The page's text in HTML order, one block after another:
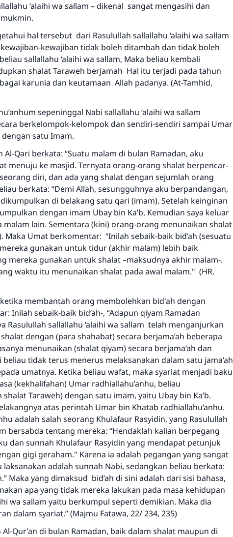
‘alaihi wa sallam – dikenal sangat mengasihi dan
hal tersebut dari Rasulullah sallallahu ‘alaihi wa sallam
kewajiban tidak boleh ditambah dan tidak boleh
sallallahu ‘alaihi wa sallam, Maka beliau kembali
shalat Taraweh berjamah Hal itu terjadi pada tahun
karunia dan keutamaan Allah padanya. (At-Tamhid,
sepeninggal Nabi sallallahu ‘alaihi wa sallam
berkelompok-kelompok dan sendiri-sendiri sampai Umar
satu Imam.
Qari berkata: “Suatu malam di bulan Ramadan, aku
menuju ke masjid. Ternyata orang-orang shalat berpencar-
diri, dan ada yang shalat dengan sejumlah orang
berkata: “Demi Allah, sesungguhnya aku berpandangan,
di belakang satu qari (imam). Setelah keinginan
dengan imam Ubay bin Ka’b. Kemudian saya keluar
malam lain. Sementara (kini) orang-orang menunaikan shalat
Maka Umat berkomentar: “Inilah sebaik-baik bid’ah (sesuatu
gunakan untuk tidur (akhir malam) lebih baik
mereka gunakan untuk shalat –maksudnya akhir malam-.
waktu itu menunaikan shalat pada awal malam." (HR.
membantah orang membolehkan bid'ah dengan
Inilah sebaik-baik bid’ah-, “Adapun qiyam Ramadan
Rasulullah sallallahu ‘alaihi wa sallam telah menganjurkan
dengan (para shahabat) secara berjama’ah beberapa
menunaikan (shalat qiyam) secara berjama’ah dan
tidak terus menerus melaksanakan dalam satu jama’ah
umatnya. Ketika beliau wafat, maka syariat menjadi baku
(kekhalifahan) Umar radhiallahu’anhu, beliau
Taraweh) dengan satu imam, yaitu Ubay bin Ka’b.
atas perintah Umar bin Khatab radhiallahu’anhu.
adalah salah seorang Khulafaur Rasyidin, yang Rasulullah
bersabda tentang mereka: “Hendaklah kalian berpegang
dan sunnah Khulafaur Rasyidin yang mendapat petunjuk
gigi geraham." Karena ia adalah pegangan yang sangat
laksanakan adalah sunnah Nabi, sedangkan beliau berkata:
Maka yang dimaksud bid’ah di sini adalah dari sisi bahasa,
apa yang tidak mereka lakukan pada masa kehidupan
wa sallam yaitu berkumpul seperti demikian. Maka dia
dalam syariat.” (Majmu Fatawa, 22/ 234, 235)
Qur’an di bulan Ramadan, baik dalam shalat maupun di
no. 110845 menyelamatkan
dalam memberikan jawaban untuk umat
menunjukkan suatu kebaikan, meka dia akan
pahala yang sama dengan orang yang
melakukannya"
MUSLIM, 1893
Saham